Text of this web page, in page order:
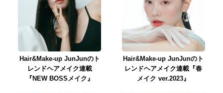
Hair&Make-up JunJunのト
レンドヘアメイク連載
『NEW BOSSメイク』
Hair&Make-up JunJunのト
レンドヘアメイク連載『春
メイク ver.2023』